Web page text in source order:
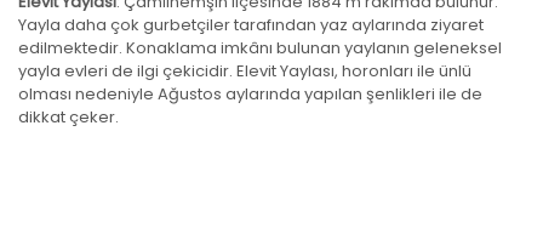
Yayla daha çok gurbetçiler tarafından yaz aylarında ziyaret
edilmektedir. Konaklama imkânı bulunan yaylanın geleneksel
yayla evleri de ilgi çekicidir. Elevit Yaylası, horonları ile ünlü
olması nedeniyle Ağustos aylarında yapılan şenlikleri ile de
dikkat çeker.